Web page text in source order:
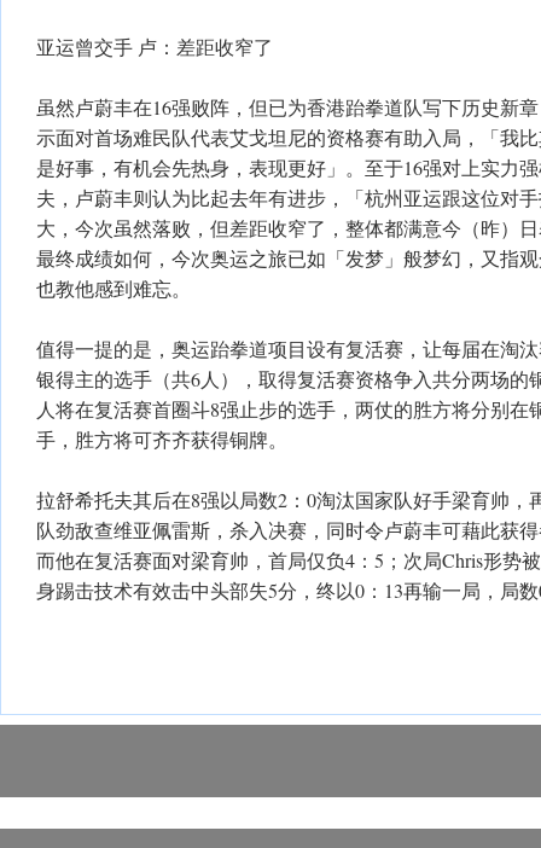
亚运曾交手 卢：差距收窄了
虽然卢蔚丰在16强败阵，但已为香港跆拳道队写下历史新
示面对首场难民队代表艾戈坦尼的资格赛有助入局，「我
是好事，有机会先热身，表现更好」。至于16强对上实力
夫，卢蔚丰则认为比起去年有进步，「杭州亚运跟这位对
大，今次虽然落败，但差距收窄了，整体都满意今（昨）
最终成绩如何，今次奥运之旅已如「发梦」般梦幻，又指
也教他感到难忘。
值得一提的是，奥运跆拳道项目设有复活赛，让每届在淘
银得主的选手（共6人），取得复活赛资格争入共分两场的
人将在复活赛首圈斗8强止步的选手，两仗的胜方将分别在
手，胜方将可齐齐获得铜牌。
拉舒希托夫其后在8强以局数2：0淘汰国家队好手梁育帅，
队劲敌查维亚佩雷斯，杀入决赛，同时令卢蔚丰可藉此获
而他在复活赛面对梁育帅，首局仅负4：5；次局Chris形势
身踢击技术有效击中头部失5分，终以0：13再输一局，局